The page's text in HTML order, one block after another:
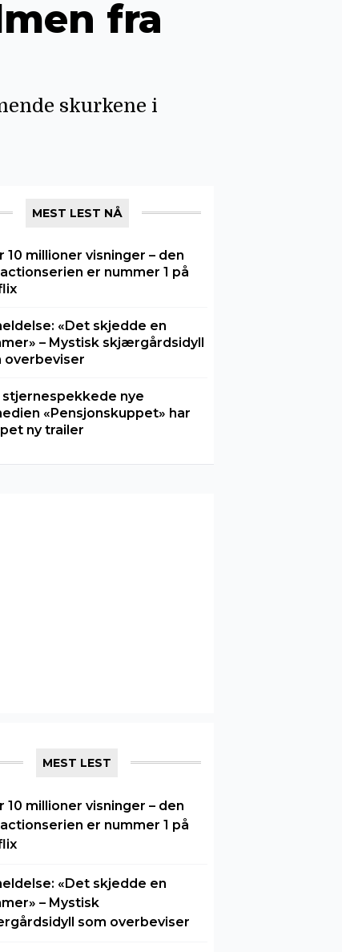
fra
skurkene i
MEST LEST NÅ
10 millioner visninger – den
er nummer 1 på
«Det skjedde en
– Mystisk skjærgårdsidyll
overbeviser
stjernespekkede nye
«Pensjonskuppet» har
ny trailer
MEST LEST
10 millioner visninger – den
er nummer 1 på
«Det skjedde en
– Mystisk
som overbeviser